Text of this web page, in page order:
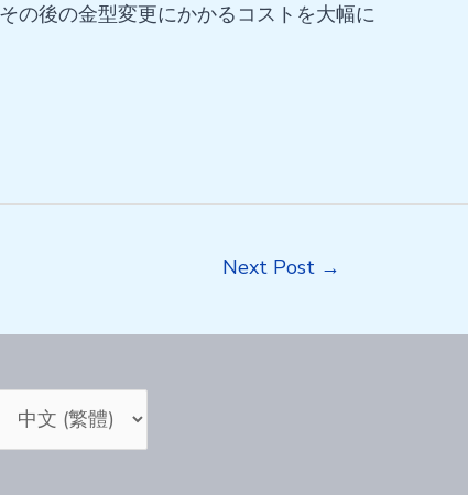
の後の金型変更にかかるコストを大幅に
Next Post →
Choose